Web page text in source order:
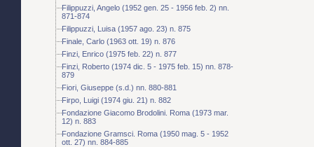
Filippuzzi, Angelo (1952 gen. 25 - 1956 feb. 2) nn.
871-874
Filippuzzi, Luisa (1957 ago. 23) n. 875
Finale, Carlo (1963 ott. 19) n. 876
Finzi, Enrico (1975 feb. 22) n. 877
Finzi, Roberto (1974 dic. 5 - 1975 feb. 15) nn. 878-
879
Fiori, Giuseppe (s.d.) nn. 880-881
Firpo, Luigi (1974 giu. 21) n. 882
Fondazione Giacomo Brodolini. Roma (1973 mar.
12) n. 883
Fondazione Gramsci. Roma (1950 mag. 5 - 1952
ott. 27) nn. 884-885